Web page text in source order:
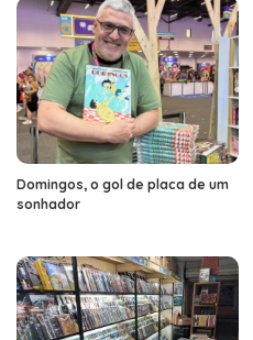
Domingos, o gol de placa de um
sonhador